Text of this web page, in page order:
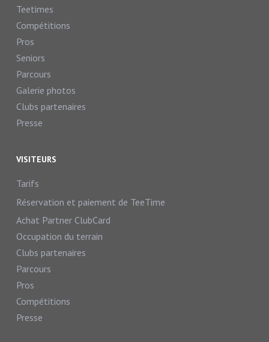
Teetimes
Compétitions
Pros
Seniors
Parcours
Galerie photos
Clubs partenaires
Presse
VISITEURS
Tarifs
Réservation et paiement de TeeTime
Achat Partner ClubCard
Occupation du terrain
Clubs partenaires
Parcours
Pros
Compétitions
Presse